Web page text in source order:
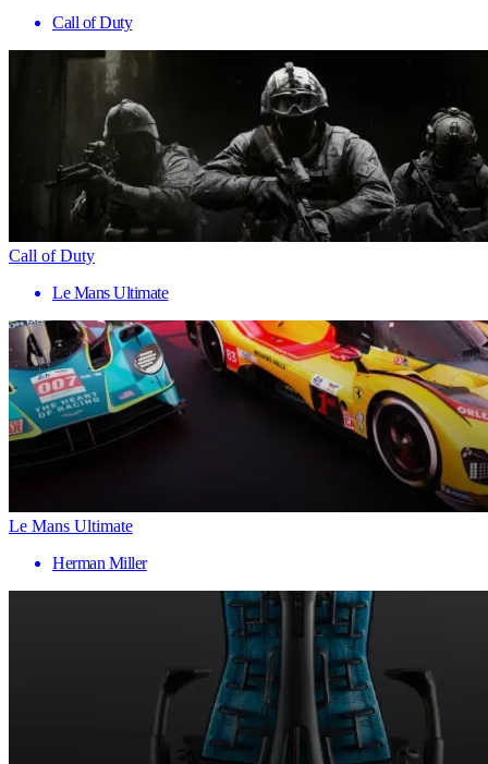
Call of Duty
Call of Duty
Le Mans Ultimate
Le Mans Ultimate
Herman Miller